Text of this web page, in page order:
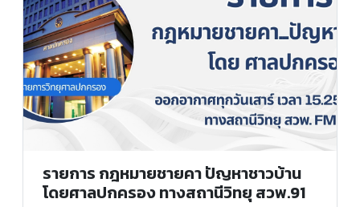
รายการ กฎหมายชายคา ปัญหาชาวบ้าน
โดยศาลปกครอง ทางสถานีวิทยุ สวพ.91